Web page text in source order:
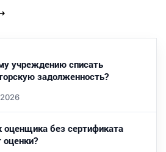
учреждению списать
задолженность?
без сертификата